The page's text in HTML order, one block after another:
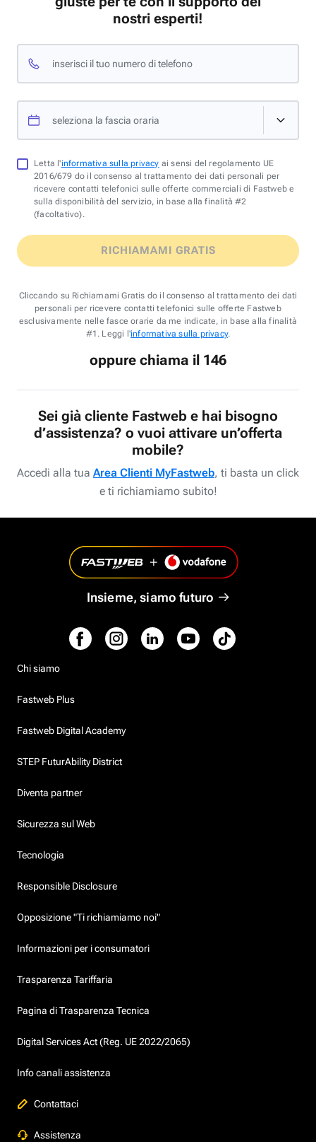
nostri esperti!
inserisci il tuo numero di telefono
seleziona la fascia oraria
Letta l'informativa sulla privacy ai sensi del regolamento UE
2016/679 do il consenso al trattamento dei dati personali per
ricevere contatti telefonici sulle offerte commerciali di Fastweb e
sulla disponibilità del servizio, in base alla finalità #2
(facoltativo).
RICHIAMAMI GRATIS
Cliccando su Richiamami Gratis do il consenso al trattamento dei dati
personali per ricevere contatti telefonici sulle offerte Fastweb
esclusivamente nelle fasce orarie da me indicate, in base alla finalità
#1. Leggi l'informativa sulla privacy.
oppure chiama il 146
Sei già cliente Fastweb e hai bisogno
d’assistenza? o vuoi attivare un’offerta
mobile?
Accedi alla tua Area Clienti MyFastweb, ti basta un click
e ti richiamiamo subito!
Insieme, siamo futuro
Chi siamo
Fastweb Plus
Fastweb Digital Academy
STEP FuturAbility District
Diventa partner
Sicurezza sul Web
Tecnologia
Responsible Disclosure
Opposizione "Ti richiamiamo noi"
Informazioni per i consumatori
Trasparenza Tariffaria
Pagina di Trasparenza Tecnica
Digital Services Act (Reg. UE 2022/2065)
Info canali assistenza
Contattaci
Assistenza